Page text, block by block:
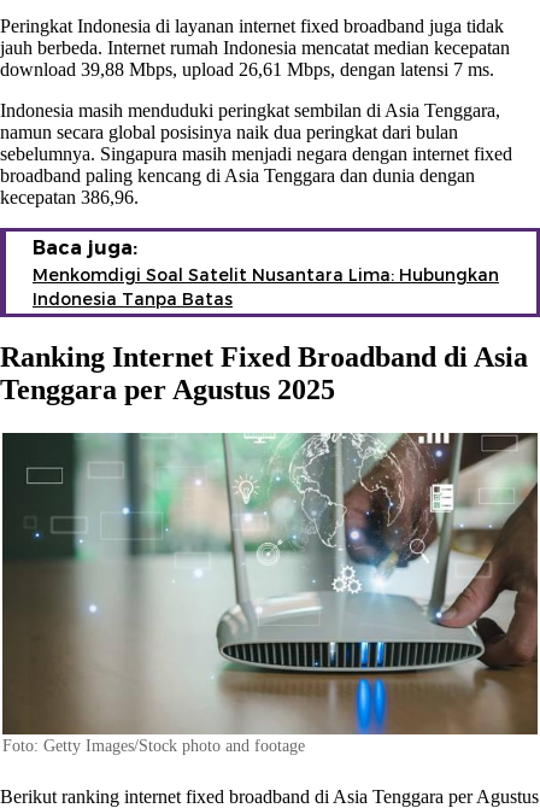
Peringkat Indonesia di layanan internet fixed broadband juga tidak
jauh berbeda. Internet rumah Indonesia mencatat median kecepatan
download 39,88 Mbps, upload 26,61 Mbps, dengan latensi 7 ms.
Indonesia masih menduduki peringkat sembilan di Asia Tenggara,
namun secara global posisinya naik dua peringkat dari bulan
sebelumnya. Singapura masih menjadi negara dengan internet fixed
broadband paling kencang di Asia Tenggara dan dunia dengan
kecepatan 386,96.
Baca juga:
Menkomdigi Soal Satelit Nusantara Lima: Hubungkan
Indonesia Tanpa Batas
Ranking Internet Fixed Broadband di Asia
Tenggara per Agustus 2025
Foto: Getty Images/Stock photo and footage
Berikut ranking internet fixed broadband di Asia Tenggara per Agustus